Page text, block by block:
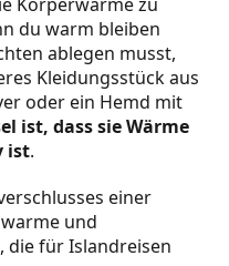
du warm bleiben
ablegen musst,
Kleidungsstück aus
oder ein Hemd mit
ist, dass sie Wärme
ist.